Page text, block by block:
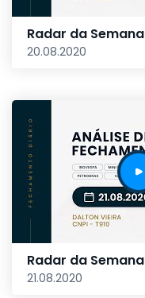
Radar da Semana
20.08.2020
Radar da Semana
21.08.2020